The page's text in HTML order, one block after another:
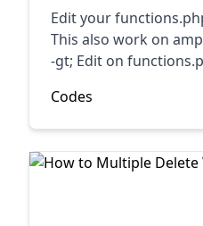
Edit your
This also work on
-gt; Edit on
Codes